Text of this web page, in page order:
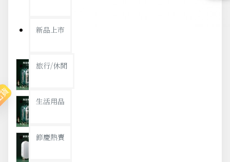
新品上市
旅行/休閒
生活用品
節慶熱賣